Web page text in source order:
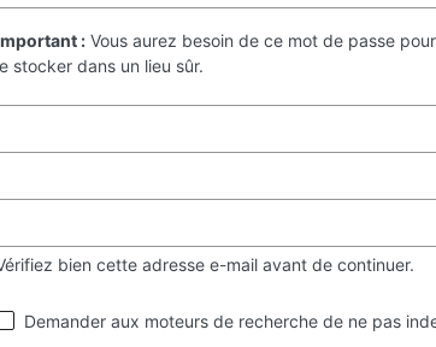
: Vous aurez besoin de ce mot de passe
stocker dans un lieu sûr.
bien cette adresse e-mail avant de continuer.
Demander aux moteurs de recherche de ne pas